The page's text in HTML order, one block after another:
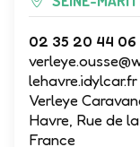
SEINE-
02 35 20 44 06
lehavre.idylcar.fr
Verleye
Havre, Rue de